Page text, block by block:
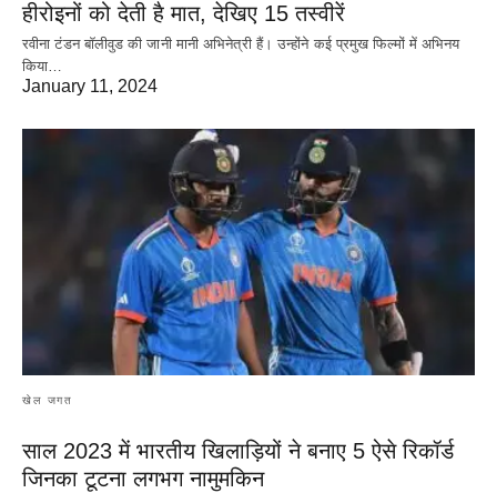
हीरोइनों को देती है मात, देखिए 15 तस्वीरें
रवीना टंडन बॉलीवुड की जानी मानी अभिनेत्री हैं। उन्होंने कई प्रमुख फिल्मों में अभिनय
किया…
January 11, 2024
खेल जगत
साल 2023 में भारतीय खिलाड़ियों ने बनाए 5 ऐसे रिकॉर्ड
जिनका टूटना लगभग नामुमकिन